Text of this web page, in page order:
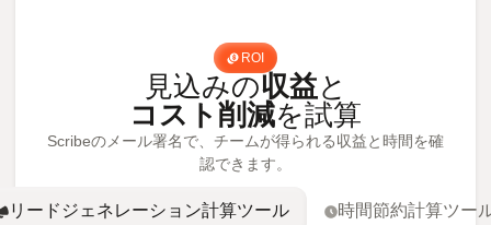
ROI
見込みの収益と
コスト削減を試算
Scribeのメール署名で、チームが得られる収益と時間を確
認できます。
リードジェネレーション計算ツール 時間節約計算ツー